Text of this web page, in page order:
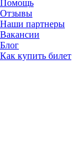
Помощь
Отзывы
Наши партнеры
Вакансии
Блог
Как купить билет